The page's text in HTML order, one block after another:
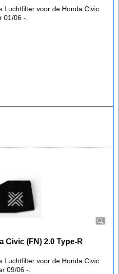
Luchtfilter voor de Honda Civic
01/06 -.
Civic (FN) 2.0 Type-R
Luchtfilter voor de Honda Civic
09/06 -.